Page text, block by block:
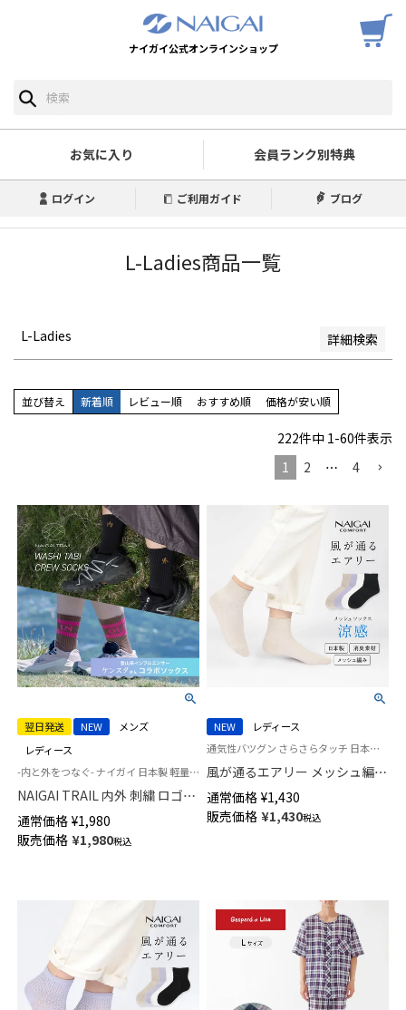
ナイガイ公式オンラインショップ
お気に入り 会員ランク別特典
ログイン ご利用ガイド ブログ
L-Ladies商品一覧
L-Ladies 詳細検索
並び順
新着順
価格が高い順
優先度順
キーワードヒット順
並び替え 新着順 レビュー順 おすすめ順 価格が安い順
222件中 1-60件表示
1
2 … 4
翌日発送 NEW
メンズ
レディース
-内と外をつなぐ- ナイガイ 日本製 軽量 UL ウルトラライト 登山 キャンプ トレイル 和紙糸足袋ソックス
NAIGAI TRAIL 内外 刺繍 ロゴ
INOUT カットボス 和紙糸足袋
ソックス ケンスタさんコラボ
登山 ソックス メンズ レディー
通常価格 ¥1,980
販売価格 ¥1,980税込
NEW
レディース
通気性バツグン さらさらタッチ 日本製 女性 婦人 靴下 ナイガイ コンフォート
風が通るエアリー メッシュ編み
サステナブル ショート丈 ソッ
クス 消臭素材 レディース
NAIGAI COMFORT 03022217
通常価格 ¥1,430
販売価格 ¥1,430税込